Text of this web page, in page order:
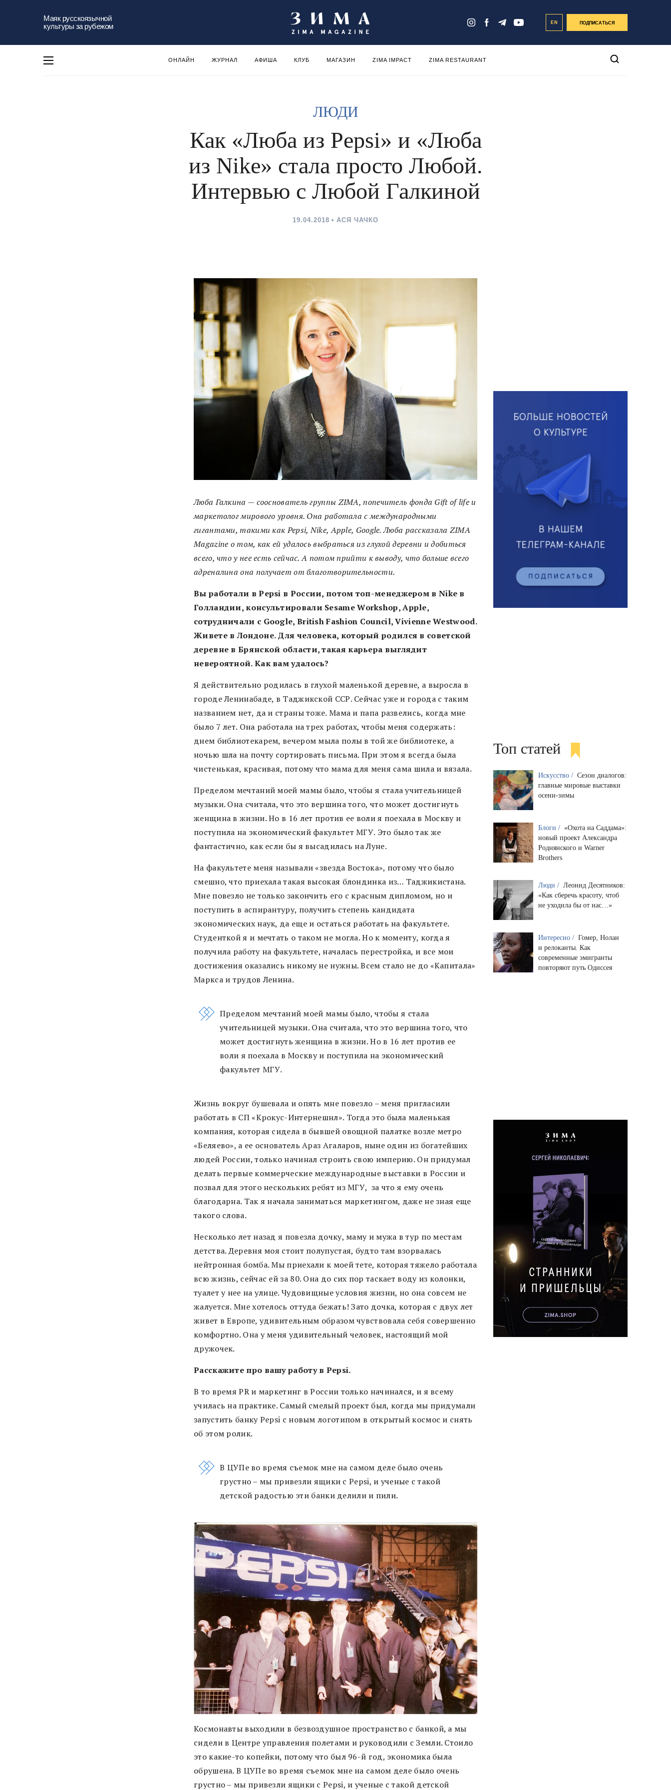
Маяк русскоязычной
культуры за рубежом
EN ПОДПИСАТЬСЯ
ОНЛАЙН ЖУРНАЛ АФИША КЛУБ МАГАЗИН ZIMA IMPACT ZIMA RESTAURANT
ЛЮДИ
Как «Люба из Pepsi» и «Люба
из Nike» стала просто Любой.
Интервью с Любой Галкиной
19.04.2018 АСЯ ЧАЧКО
Люба Галкина — сооснователь группы ZIMA, попечитель фонда Gift of life и
маркетолог мирового уровня. Она работала с международными
гигантами, такими как Pepsi, Nike, Apple, Google. Люба рассказала ZIMA
Magazine о том, как ей удалось выбраться из глухой деревни и добиться
всего, что у нее есть сейчас. А потом прийти к выводу, что больше всего
адреналина она получает от благотворительности.
Вы работали в Pepsi в России, потом топ-менеджером в Nike в
Голландии, консультировали Sesame Workshop, Apple,
сотрудничали с Google, British Fashion Council, Vivienne Westwood.
Живете в Лондоне. Для человека, который родился в советской
деревне в Брянской области, такая карьера выглядит
невероятной. Как вам удалось?
Я действительно родилась в глухой маленькой деревне, а выросла в
городе Ленинабаде, в Таджикской ССР. Сейчас уже и города с таким
названием нет, да и страны тоже. Мама и папа развелись, когда мне
было 7 лет. Она работала на трех работах, чтобы меня содержать:
днем библиотекарем, вечером мыла полы в той же библиотеке, а
ночью шла на почту сортировать письма. При этом я всегда была
чистенькая, красивая, потому что мама для меня сама шила и вязала.
Пределом мечтаний моей мамы было, чтобы я стала учительницей
музыки. Она считала, что это вершина того, что может достигнуть
женщина в жизни. Но в 16 лет против ее воли я поехала в Москву и
поступила на экономический факультет МГУ. Это было так же
фантастично, как если бы я высадилась на Луне.
На факультете меня называли «звезда Востока», потому что было
смешно, что приехала такая высокая блондинка из… Таджикистана.
Мне повезло не только закончить его с красным дипломом, но и
поступить в аспирантуру, получить степень кандидата
экономических наук, да еще и остаться работать на факультете.
Студенткой я и мечтать о таком не могла. Но к моменту, когда я
получила работу на факультете, началась перестройка, и все мои
достижения оказались никому не нужны. Всем стало не до «Капитала»
Маркса и трудов Ленина.
Пределом мечтаний моей мамы было, чтобы я стала
учительницей музыки. Она считала, что это вершина того, что
может достигнуть женщина в жизни. Но в 16 лет против ее
воли я поехала в Москву и поступила на экономический
факультет МГУ.
Жизнь вокруг бушевала и опять мне повезло – меня пригласили
работать в СП «Крокус-Интернешнл». Тогда это была маленькая
компания, которая сидела в бывшей овощной палатке возле метро
«Беляево», а ее основатель Араз Агаларов, ныне один из богатейших
людей России, только начинал строить свою империю. Он придумал
делать первые коммерческие международные выставки в России и
позвал для этого нескольких ребят из МГУ, за что я ему очень
благодарна. Так я начала заниматься маркетингом, даже не зная еще
такого слова.
Несколько лет назад я повезла дочку, маму и мужа в тур по местам
детства. Деревня моя стоит полупустая, будто там взорвалась
нейтронная бомба. Мы приехали к моей тете, которая тяжело работала
всю жизнь, сейчас ей за 80. Она до сих пор таскает воду из колонки,
туалет у нее на улице. Чудовищные условия жизни, но она совсем не
жалуется. Мне хотелось оттуда бежать! Зато дочка, которая с двух лет
живет в Европе, удивительным образом чувствовала себя совершенно
комфортно. Она у меня удивительный человек, настоящий мой
дружочек.
Расскажите про вашу работу в Pepsi.
В то время PR и маркетинг в России только начинался, и я всему
училась на практике. Самый смелый проект был, когда мы придумали
запустить банку Pepsi с новым логотипом в открытый космос и снять
об этом ролик.
В ЦУПе во время съемок мне на самом деле было очень
грустно – мы привезли ящики с Pepsi, и ученые с такой
детской радостью эти банки делили и пили.
Космонавты выходили в безвоздушное пространство с банкой, а мы
сидели в Центре управления полетами и руководили с Земли. Стоило
это какие-то копейки, потому что был 96-й год, экономика была
обрушена. В ЦУПе во время съемок мне на самом деле было очень
грустно – мы привезли ящики с Pepsi, и ученые с такой детской
Топ статей
Искусство / Сезон диалогов:
главные мировые выставки
осени-зимы
Блоги / «Охота на Саддама»:
новый проект Александра
Роднянского и Warner
Brothers
Люди / Леонид Десятников:
«Как сберечь красоту, чтоб
не уходила бы от нас…»
Интересно / Гомер, Нолан
и релоканты. Как
современные эмигранты
повторяют путь Одиссея